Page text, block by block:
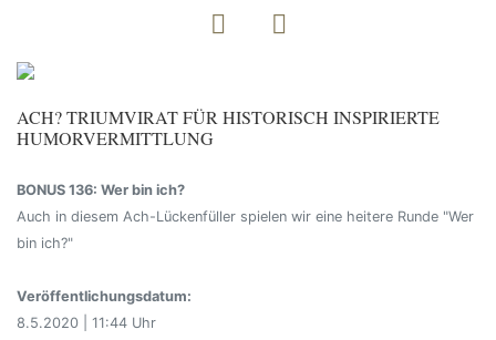
ACH? TRIUMVIRAT FÜR HISTORISCH INSPIRIERTE
HUMORVERMITTLUNG
BONUS 136: Wer bin ich?
Auch in diesem Ach-Lückenfüller spielen wir eine heitere Runde "Wer
bin ich?"
Veröffentlichungsdatum:
8.5.2020 | 11:44 Uhr